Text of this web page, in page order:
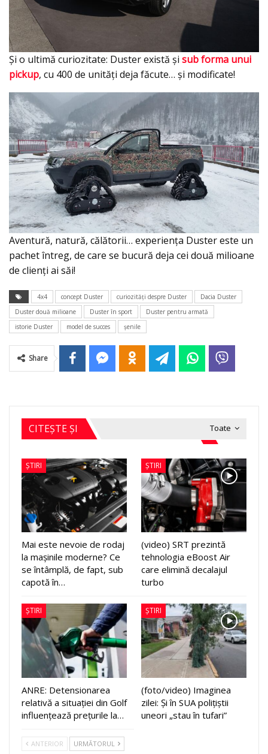
Şi o ultimă curiozitate: Duster există şi sub forma unui
pickup, cu 400 de unități deja făcute… și modificate!
Aventură, natură, călătorii… experiența Duster este un
pachet întreg, de care se bucură deja cei două milioane
de clienți ai săi!
4x4 concept Duster curiozităţi despre Duster
Dacia Duster
Duster două milioane
Duster în sport
Duster pentru armată
istorie Duster
model de succes şenile
Share
Toate
CITEȘTE ȘI
ȘTIRI
Mai este nevoie de rodaj
la mașinile moderne? Ce
se întâmplă, de fapt, sub
capotă în…
ȘTIRI
(video) SRT prezintă
tehnologia eBoost Air
care elimină decalajul
turbo
ȘTIRI
ANRE: Detensionarea
relativă a situației din Golf
influențează prețurile la…
ȘTIRI
(foto/video) Imaginea
zilei: Și în SUA polițiștii
uneori „stau în tufari”
ANTERIOR URMĂTORUL